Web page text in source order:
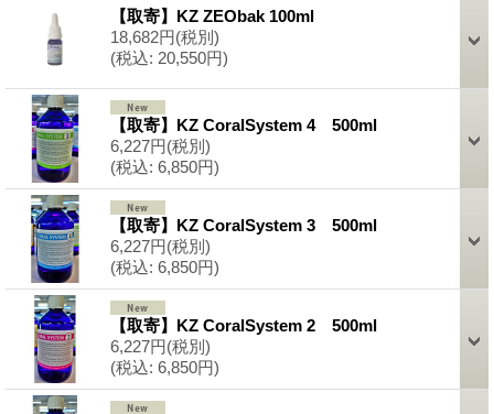
【取寄】KZ ZEObak 100ml
18,682円(税別)
(税込: 20,550円)
【取寄】KZ CoralSystem 4 500ml
6,227円(税別)
(税込: 6,850円)
【取寄】KZ CoralSystem 3 500ml
6,227円(税別)
(税込: 6,850円)
【取寄】KZ CoralSystem 2 500ml
6,227円(税別)
(税込: 6,850円)